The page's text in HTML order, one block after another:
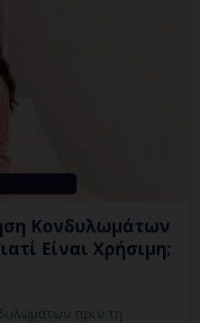
Κονδυλωμάτων
Είναι Χρήσιμη;
πριν τη